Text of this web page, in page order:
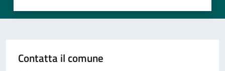
Contatta il comune